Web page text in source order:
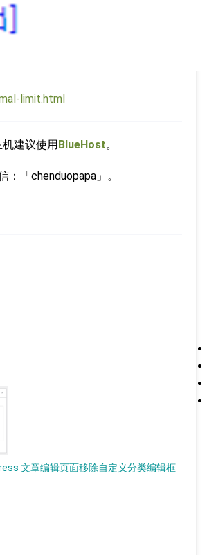
limit.html
机建议使用BlueHost。
：「chenduopapa」。
文章编辑页面移除自定义分类编辑框